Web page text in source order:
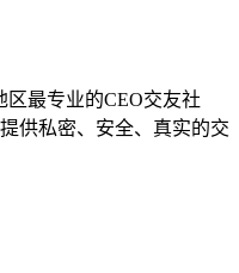
区最专业的CEO交友社
供私密、安全、真实的交